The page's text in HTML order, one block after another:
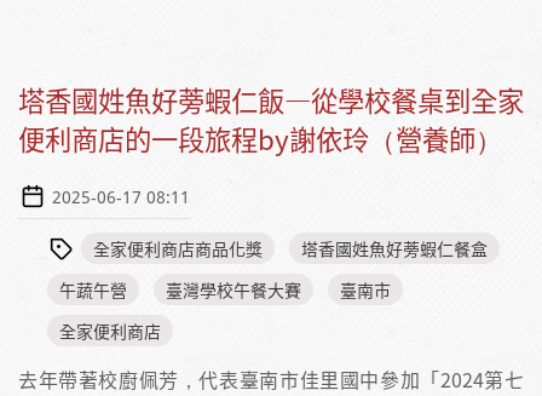
塔香國姓魚好蒡蝦仁飯—從學校餐桌到全家
便利商店的一段旅程by謝依玲（營養師）
2025-06-17 08:11
全家便利商店商品化獎
塔香國姓魚好蒡蝦仁餐盒
午蔬午營
臺灣學校午餐大賽
臺南市
全家便利商店
去年帶著校廚佩芳，代表臺南市佳里國中參加「2024第七